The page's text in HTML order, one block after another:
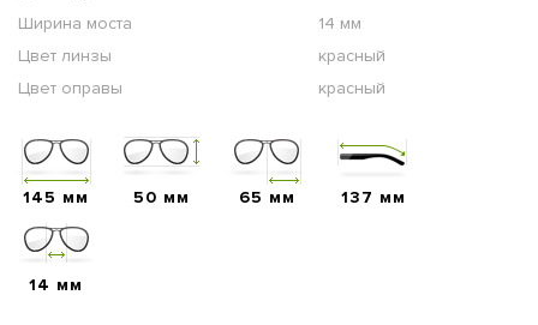
Ширина моста
14 мм
Цвет линзы
красный
Цвет оправы
красный
145 мм 50 мм 65 мм 137 мм
14 мм